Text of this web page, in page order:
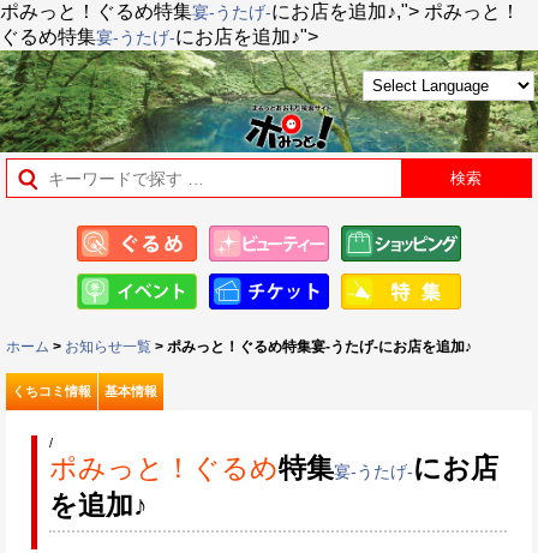
ポみっと！ぐるめ特集宴-うたげ-にお店を追加♪,"> ポみっと！
ぐるめ特集宴-うたげ-にお店を追加♪">
ホーム > お知らせ一覧 > ポみっと！ぐるめ特集宴-うたげ-にお店を追加♪
くちコミ情報 基本情報
/
ポみっと！ぐるめ特集宴-うたげ-にお店
を追加♪